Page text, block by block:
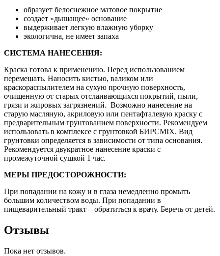
образует белоснежное матовое покрытие
создает «дышащее» основание
выдерживает легкую влажную уборку
экологична, не имеет запаха
СИСТЕМА НАНЕСЕНИЯ:
Краска готова к применению. Перед использованием
перемешать. Наносить кистью, валиком или
краскораспылителем на сухую прочную поверхность,
очищенную от старых отслаивающихся покрытий, пыли,
грязи и жировых загрязнений. Возможно нанесение на
старую масляную, акриловую или пентафталевую краску с
предварительным грунтованием поверхности. Рекомендуем
использовать в комплексе с грунтовкой БИРСMIX. Вид
грунтовки определяется в зависимости от типа основания.
Рекомендуется двукратное нанесение краски с
промежуточной сушкой 1 час.
МЕРЫ ПРЕДОСТОРОЖНОСТИ:
При попадании на кожу и в глаза немедленно промыть
большим количеством воды. При попадании в
пищеварительный тракт – обратиться к врачу. Беречь от детей.
Отзывы
Пока нет отзывов.